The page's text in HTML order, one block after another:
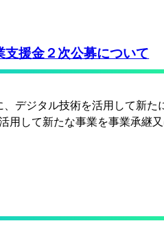
支援金２次公募について
デジタル技術を活用して新た
用して新たな事業を事業承継